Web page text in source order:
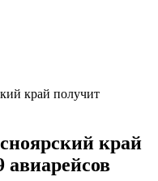
край получит
край
авиарейсов